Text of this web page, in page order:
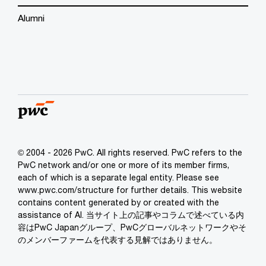
Alumni
© 2004 - 2026 PwC. All rights reserved. PwC refers to the
PwC network and/or one or more of its member firms,
each of which is a separate legal entity. Please see
www.pwc.com/structure for further details. This website
contains content generated by or created with the
assistance of AI. 当サイト上の記事やコラムで述べている内
容はPwC Japanグループ、PwCグローバルネットワークやそ
のメンバーファームを代表する見解ではありません。